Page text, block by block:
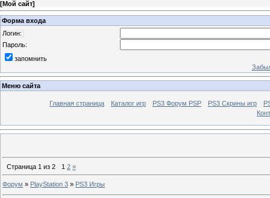
[Мой сайт]
Форма входа
Логин:
Пароль:
запомнить
Меню сайта
Главная страница Каталог игр PS3 Форум PSP PS3 Cкрины игр
Страница 1 из 2 1 2 »
Форум » PlayStation 3 » PS3 Игры